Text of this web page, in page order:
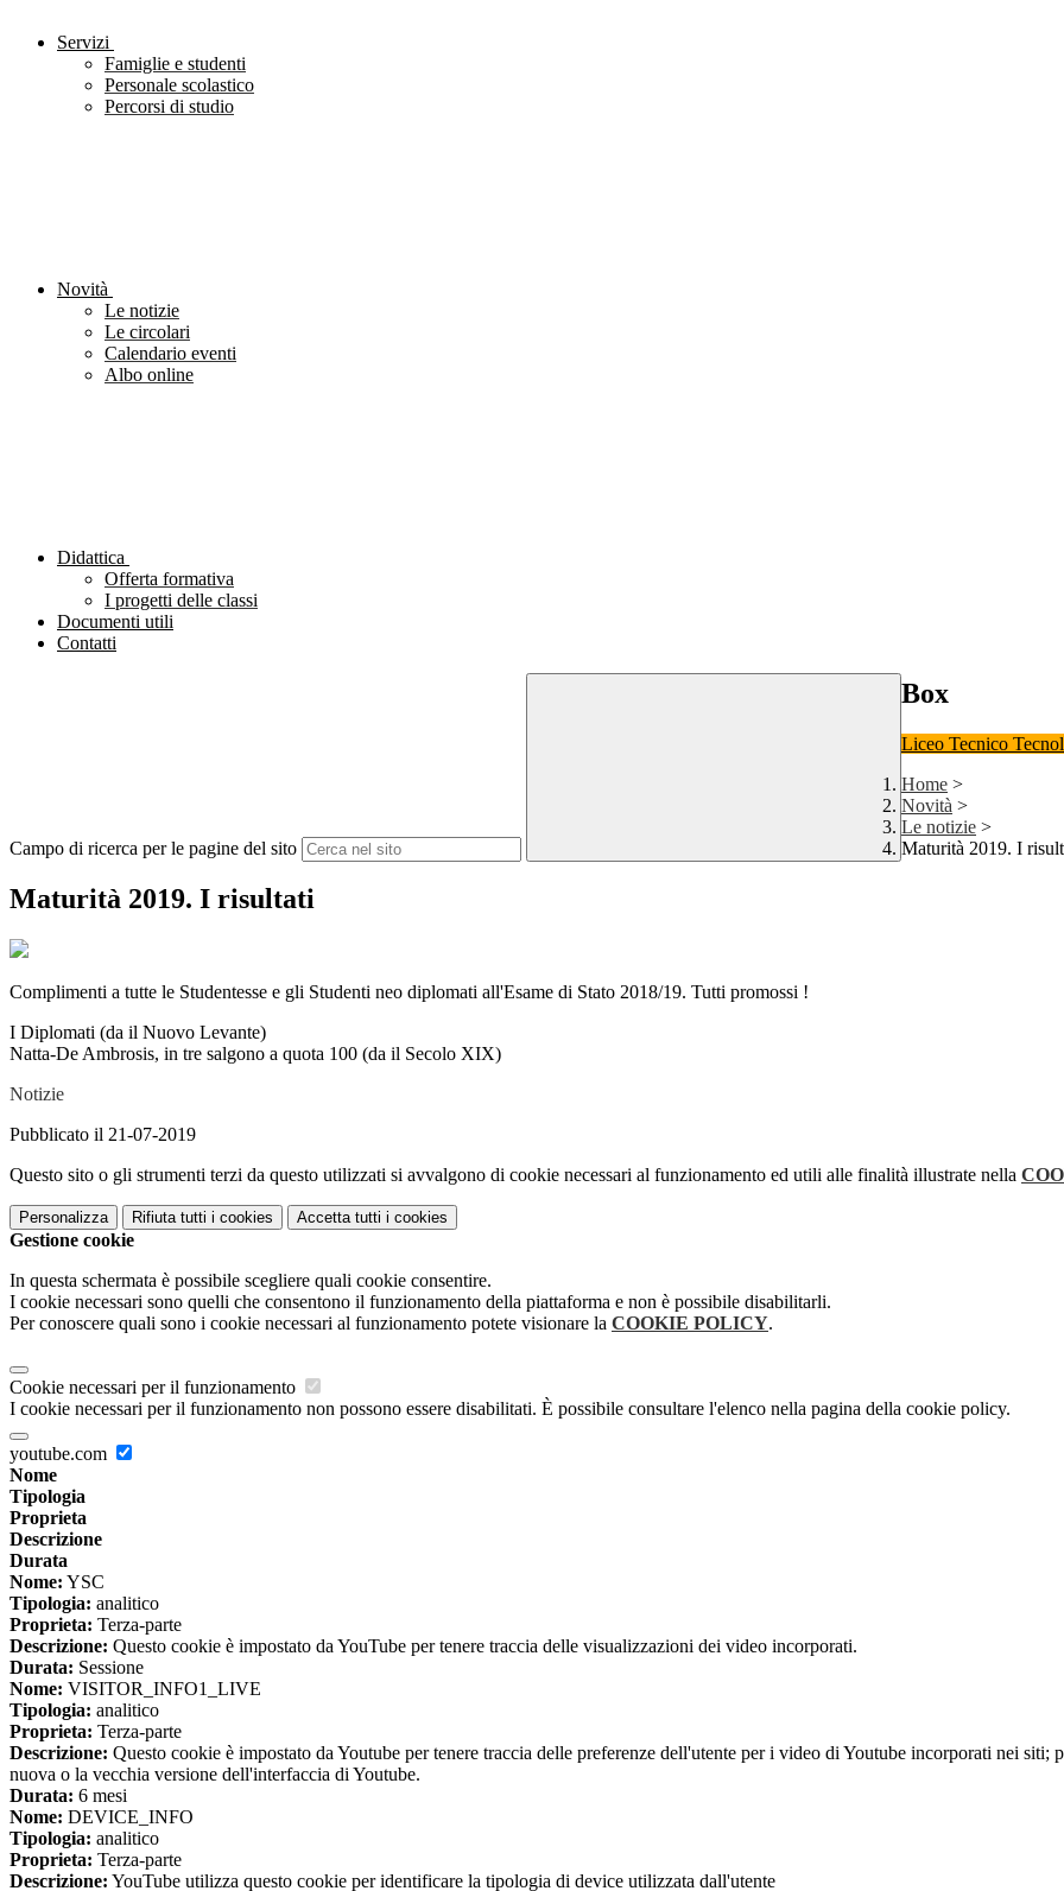
Servizi
Famiglie e studenti
Personale scolastico
Percorsi di studio
Novità
Le notizie
Le circolari
Calendario eventi
Albo online
Didattica
Offerta formativa
I progetti delle classi
Documenti utili
Contatti
Campo di ricerca per le pagine del sito
Box
Liceo Tecnico
Home >
Novità >
Le notizie >
Maturità 2019. I
Maturità 2019. I risultati
Complimenti a tutte le Studentesse e gli Studenti neo diplomati all'Esame di Stato 2018/19. Tutti promossi !
I Diplomati (da il Nuovo Levante)
Natta-De Ambrosis, in tre salgono a quota 100 (da il Secolo XIX)
Notizie
Pubblicato il 21-07-2019
Questo sito o gli strumenti terzi da questo utilizzati si avvalgono di cookie necessari al funzionamento ed utili alle finalità illustrate nella
Personalizza Rifiuta tutti i cookies Accetta tutti i cookies
Gestione cookie
In questa schermata è possibile scegliere quali cookie consentire.
I cookie necessari sono quelli che consentono il funzionamento della piattaforma e non è possibile disabilitarli.
Per conoscere quali sono i cookie necessari al funzionamento potete visionare la COOKIE POLICY.
Cookie necessari per il funzionamento
I cookie necessari per il funzionamento non possono essere disabilitati. È possibile consultare l'elenco nella pagina della cookie policy.
youtube.com
Nome
Tipologia
Proprieta
Descrizione
Durata
Nome: YSC
Tipologia: analitico
Proprieta: Terza-parte
Descrizione: Questo cookie è impostato da YouTube per tenere traccia delle visualizzazioni dei video incorporati.
Durata: Sessione
Nome: VISITOR_INFO1_LIVE
Tipologia: analitico
Proprieta: Terza-parte
Descrizione: Questo cookie è impostato da Youtube per tenere traccia delle preferenze dell'utente per i video di Youtube incorporati nei
nuova o la vecchia versione dell'interfaccia di Youtube.
Durata: 6 mesi
Nome: DEVICE_INFO
Tipologia: analitico
Proprieta: Terza-parte
Descrizione: YouTube utilizza questo cookie per identificare la tipologia di device utilizzata dall'utente